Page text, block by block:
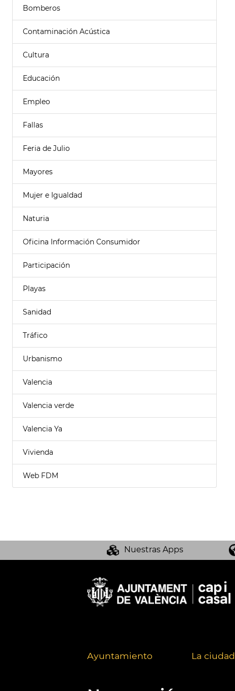
Bomberos
Contaminación Acústica
Cultura
Educación
Empleo
Fallas
Feria de Julio
Mayores
Mujer e Igualdad
Naturia
Oficina Información Consumidor
Participación
Playas
Sanidad
Tráfico
Urbanismo
Valencia
Valencia verde
Valencia Ya
Vivienda
Web FDM
Nuestras Apps
Ayuntamiento La ciudad